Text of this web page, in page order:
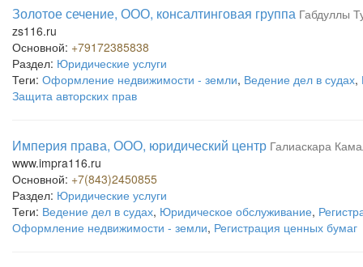
Золотое сечение, ООО, консалтинговая группа Габдуллы
zs116.ru
Основной: +79172385838
Раздел: Юридические услуги
Теги: Оформление недвижимости - земли, Ведение дел в судах,
Защита авторских прав
Империя права, ООО, юридический центр Галиаскара
www.impra116.ru
Основной: +7(843)2450855
Раздел: Юридические услуги
Теги: Ведение дел в судах, Юридическое обслуживание,
Оформление недвижимости - земли, Регистрация ценных бумаг